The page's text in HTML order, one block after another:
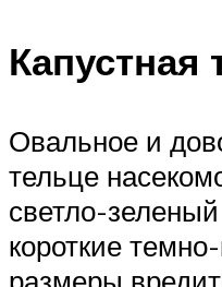
Капустная
Овальное и
тельце
светло-
короткие